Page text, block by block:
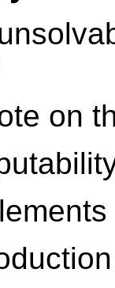
on